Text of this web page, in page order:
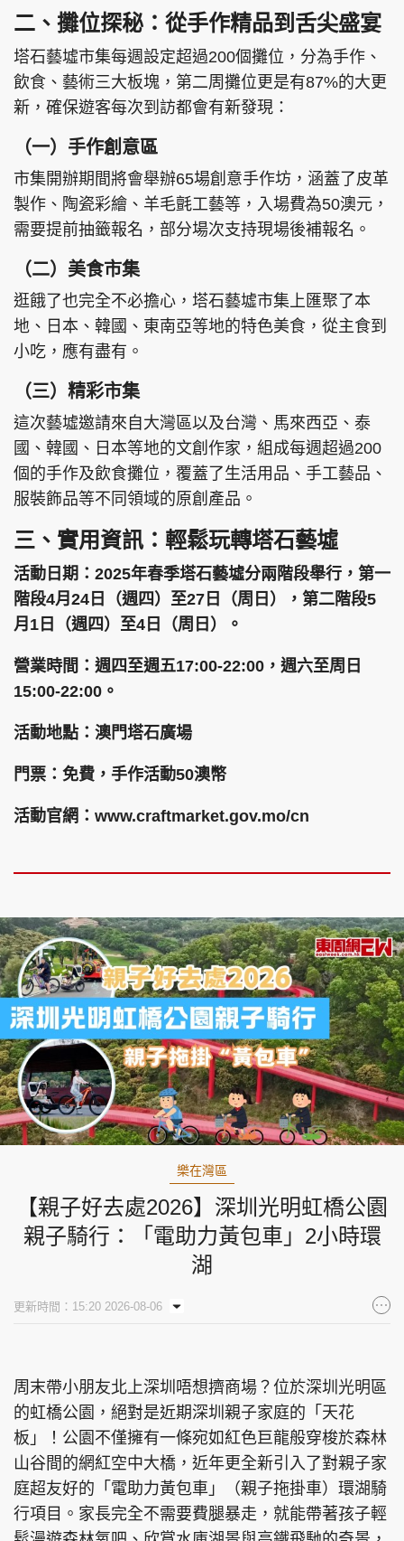
二、攤位探秘：從手作精品到舌尖盛宴
塔石藝墟市集每週設定超過200個攤位，分為手作、
飲食、藝術三大板塊，第二周攤位更是有87%的大更
新，確保遊客每次到訪都會有新發現：
（一）手作創意區
市集開辦期間將會舉辦65場創意手作坊，涵蓋了皮革
製作、陶瓷彩繪、羊毛氈工藝等，入場費為50澳元，
需要提前抽籤報名，部分場次支持現場後補報名。
（二）美食市集
逛餓了也完全不必擔心，塔石藝墟市集上匯聚了本
地、日本、韓國、東南亞等地的特色美食，從主食到
小吃，應有盡有。
（三）精彩市集
這次藝墟邀請來自大灣區以及台灣、馬來西亞、泰
國、韓國、日本等地的文創作家，組成每週超過200
個的手作及飲食攤位，覆蓋了生活用品、手工藝品、
服裝飾品等不同領域的原創產品。
三、實用資訊：輕鬆玩轉塔石藝墟
活動日期：2025年春季塔石藝墟分兩階段舉行，第一
階段4月24日（週四）至27日（周日），第二階段5
月1日（週四）至4日（周日）。
營業時間：週四至週五17:00-22:00，週六至周日
15:00-22:00。
活動地點：澳門塔石廣場
門票：免費，手作活動50澳幣
活動官網：www.craftmarket.gov.mo/cn
樂在灣區
【親子好去處2026】深圳光明虹橋公園
親子騎行：「電助力黃包車」2小時環
湖
更新時間：15:20 2026-08-06
周末帶小朋友北上深圳唔想擠商場？位於深圳光明區
的虹橋公園，絕對是近期深圳親子家庭的「天花
板」！公園不僅擁有一條宛如紅色巨龍般穿梭於森林
山谷間的網紅空中大橋，近年更全新引入了對親子家
庭超友好的「電助力黃包車」（親子拖掛車）環湖騎
行項目。家長完全不需要費腿暴走，就能帶著孩子輕